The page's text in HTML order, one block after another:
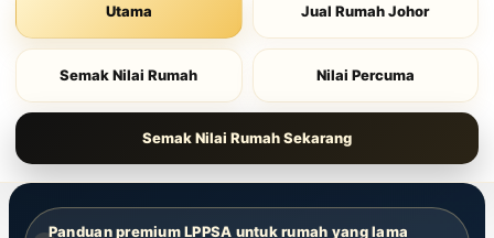
Utama Jual Rumah Johor
Semak Nilai Rumah Nilai Percuma
Semak Nilai Rumah Sekarang
Panduan premium LPPSA untuk rumah yang lama